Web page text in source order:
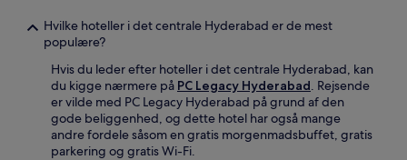
Hvilke hoteller i det centrale Hyderabad er de mest
populære?
Hvis du leder efter hoteller i det centrale Hyderabad, kan
du kigge nærmere på PC Legacy Hyderabad. Rejsende
er vilde med PC Legacy Hyderabad på grund af den
gode beliggenhed, og dette hotel har også mange
andre fordele såsom en gratis morgenmadsbuffet, gratis
parkering og gratis Wi-Fi.